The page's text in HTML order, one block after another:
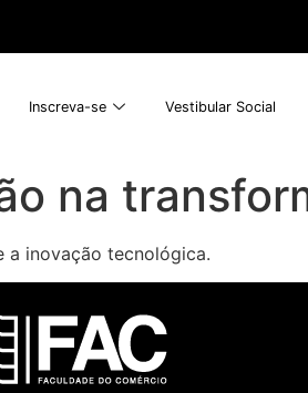
Inscreva-se Vestibular Social
na
a inovação tecnológica.